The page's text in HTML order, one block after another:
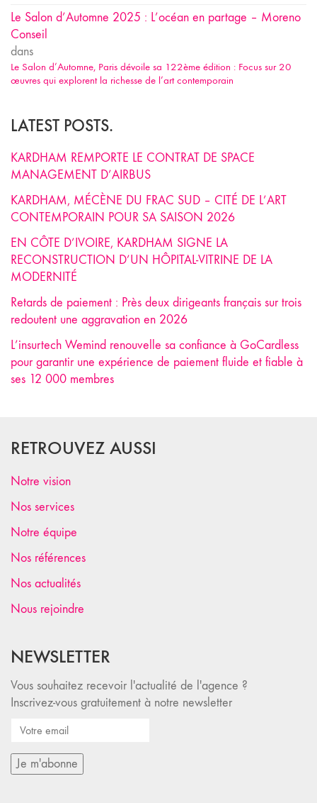
Le Salon d’Automne 2025 : L’océan en partage – Moreno
Conseil
dans
Le Salon d’Automne, Paris dévoile sa 122ème édition : Focus sur 20
œuvres qui explorent la richesse de l’art contemporain
LATEST POSTS.
KARDHAM REMPORTE LE CONTRAT DE SPACE
MANAGEMENT D’AIRBUS
KARDHAM, MÉCÈNE DU FRAC SUD – CITÉ DE L’ART
CONTEMPORAIN POUR SA SAISON 2026
EN CÔTE D’IVOIRE, KARDHAM SIGNE LA
RECONSTRUCTION D’UN HÔPITAL-VITRINE DE LA
MODERNITÉ
Retards de paiement : Près deux dirigeants français sur trois
redoutent une aggravation en 2026
L’insurtech Wemind renouvelle sa confiance à GoCardless
pour garantir une expérience de paiement fluide et fiable à
ses 12 000 membres
RETROUVEZ AUSSI
Notre vision
Nos services
Notre équipe
Nos références
Nos actualités
Nous rejoindre
NEWSLETTER
Vous souhaitez recevoir l'actualité de l'agence ?
Inscrivez-vous gratuitement à notre newsletter